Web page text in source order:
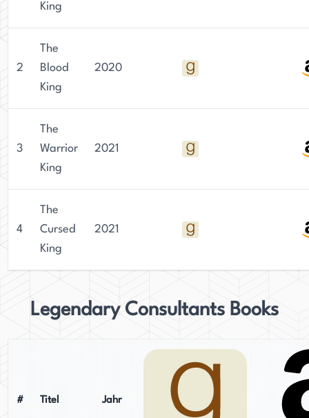
King
2
The
Blood
King
2020
3
The
Warrior
King
2021
4
The
Cursed
King
2021
Legendary Consultants Books
# Titel Jahr